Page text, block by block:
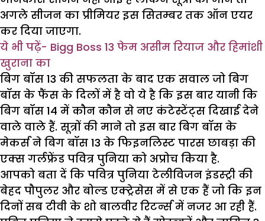
अगले सीजन का प्रीमियर इस सितम्बर तक ऑन एयर
कर दिया जाएगा.
ये भी पढ़ें- Bigg Boss 13 फेम असीम रियाज और हिमांशी
खुराना का
बिग बॉस 13 की सफलता के बाद एक सवाल जो बिग
बॉस के फैंस के दिलों में है वो ये है कि इस बार यानी कि
बिग बॉस 14 में कौन कौन से नए कंटेस्टेंट्स दिखाई देने
वाले वाले हैं. सूत्रों की माने तो इस बार बिग बॉस के
मेकर्स ने बिग बॉस 13 के फिइनलिस्ट पारस छाबड़ा की
एक्स गर्लफ्रेंड पवित्र पुनिया को अप्रोच किया है.
आपको बता दें कि पवित्र पुनिया टेलीविजन इंडस्ट्री की
बेहद पौपुलर और बोल्ड एक्ट्रेसेस में से एक हैं जो कि इन
दिनों सब टीवी के शो बालवीर रिटर्न्स में नजर आ रही हैं.